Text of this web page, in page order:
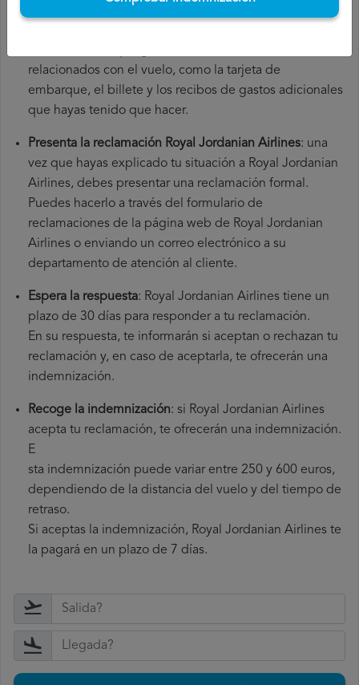
número de tu vuelo, la fecha de salida, el aeropuerto de
relacionados con el vuelo, como la tarjeta de
embarque, el billete y los recibos de gastos adicionales
que hayas tenido que hacer.
Presenta la reclamación Royal Jordanian Airlines: una
vez que hayas explicado tu situación a Royal Jordanian
Airlines, debes presentar una reclamación formal.
Puedes hacerlo a través del formulario de
reclamaciones de la página web de Royal Jordanian
Airlines o enviando un correo electrónico a su
departamento de atención al cliente.
Espera la respuesta: Royal Jordanian Airlines tiene un
plazo de 30 días para responder a tu reclamación.
En su respuesta, te informarán si aceptan o rechazan tu
reclamación y, en caso de aceptarla, te ofrecerán una
indemnización.
Recoge la indemnización: si Royal Jordanian Airlines
acepta tu reclamación, te ofrecerán una indemnización.
E
sta indemnización puede variar entre 250 y 600 euros,
dependiendo de la distancia del vuelo y del tiempo de
retraso.
Si aceptas la indemnización, Royal Jordanian Airlines te
la pagará en un plazo de 7 días.